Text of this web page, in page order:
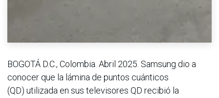
BOGOTÁ D.C., Colombia. Abril 2025. Samsung dio a
conocer que la lámina de puntos cuánticos
(QD) utilizada en sus televisores QD recibió la